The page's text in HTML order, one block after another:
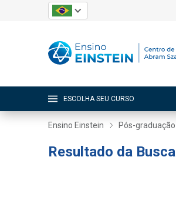
ESCOLHA SEU CURSO
Ensino Einstein Pós-graduação
Resultado da Busca